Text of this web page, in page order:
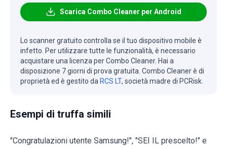
Scarica Combo Cleaner per Android
Lo scanner gratuito controlla se il tuo dispositivo mobile è
infetto. Per utilizzare tutte le funzionalità, è necessario
acquistare una licenza per Combo Cleaner. Hai a
disposizione 7 giorni di prova gratuita. Combo Cleaner è di
proprietà ed è gestito da RCS LT, società madre di PCRisk.
Esempi di truffa simili
"Congratulazioni utente Samsung!", "SEI IL prescelto!" e